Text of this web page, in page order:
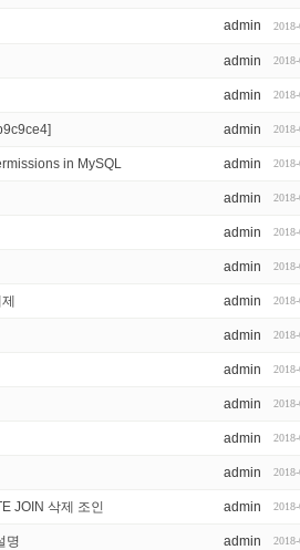
admin
admin
admin
admin
in MySQL admin
admin
admin
admin
admin
admin
admin
admin
admin
admin
JOIN 삭제 조인 admin
명 admin